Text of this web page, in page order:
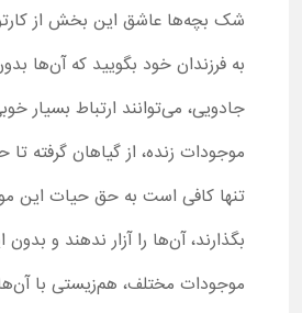
شک بچه‌ها عاشق این بخش از
به فرزندان خود بگویید که آن‌ها
جادویی، می‌توانند ارتباط بسیار
موجودات زنده، از گیاهان گرفته تا
تنها کافی است به حق حیات این
بگذارند، آن‌ها را آزار ندهند و
موجودات مختلف، هم‌زیستی با